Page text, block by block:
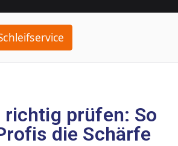
richtig prüfen: So
die Schärfe